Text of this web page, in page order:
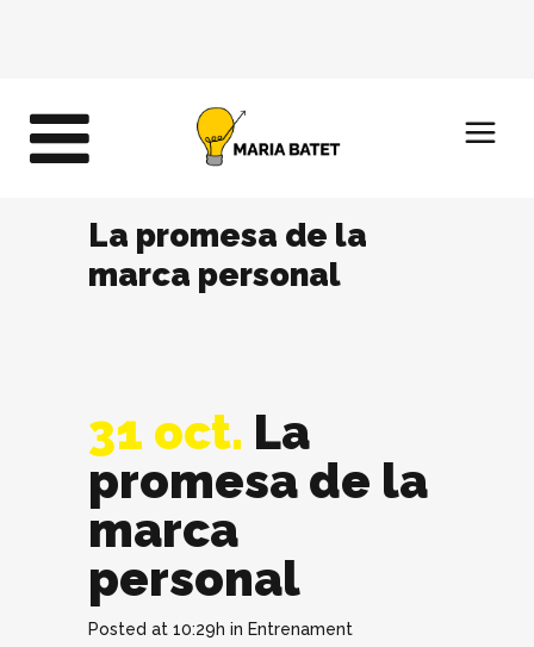
La promesa de la
marca personal
31 oct. La
promesa de la
marca
personal
Posted at 10:29h in Entrenament